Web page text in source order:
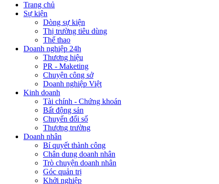
Trang chủ
Sự kiện
Dòng sự kiện
Thị trường tiêu dùng
Thể thao
Doanh nghiệp 24h
Thương hiệu
PR - Maketing
Chuyện công sở
Doanh nghiệp Việt
Kinh doanh
Tài chính - Chứng khoán
Bất động sản
Chuyển đổi số
Thương trường
Doanh nhân
Bí quyết thành công
Chân dung doanh nhân
Trò chuyện doanh nhân
Góc quản trị
Khởi nghiệp